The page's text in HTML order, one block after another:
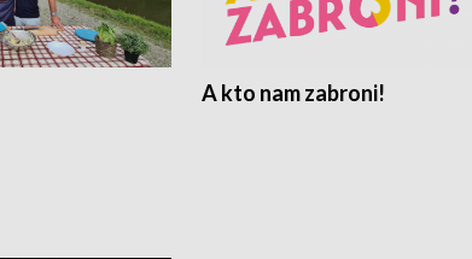
A kto nam zabroni!